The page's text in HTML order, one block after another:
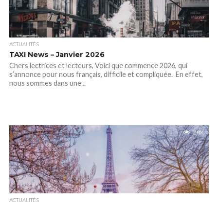
ACTUALITÉS
TAXI News – Janvier 2026
Chers lectrices et lecteurs, Voici que commence 2026, qui
s’annonce pour nous français, difficile et compliquée. En effet,
nous sommes dans une...
2.8K
ACTUALITÉS